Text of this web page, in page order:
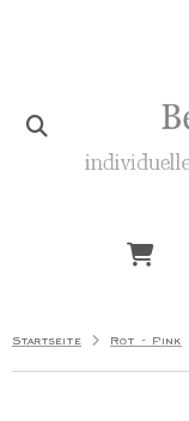
Startseite Rot - Pink